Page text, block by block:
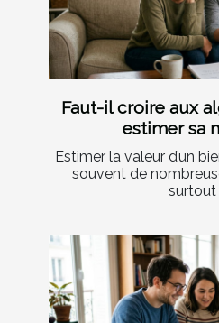
Faut-il croire aux
estimer sa
Estimer la valeur d’un
souvent de
surtout